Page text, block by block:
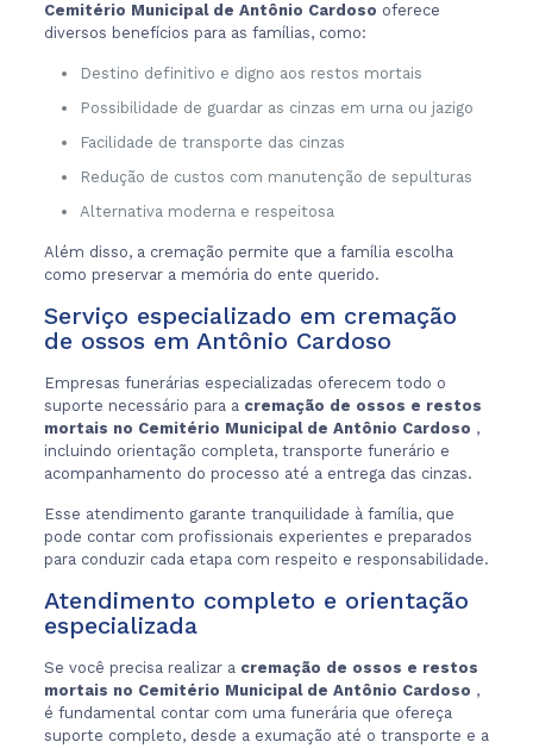
Cemitério Municipal de Antônio Cardoso oferece
diversos benefícios para as famílias, como:
Destino definitivo e digno aos restos mortais
Possibilidade de guardar as cinzas em urna ou jazigo
Facilidade de transporte das cinzas
Redução de custos com manutenção de sepulturas
Alternativa moderna e respeitosa
Além disso, a cremação permite que a família escolha
como preservar a memória do ente querido.
Serviço especializado em cremação
de ossos em Antônio Cardoso
Empresas funerárias especializadas oferecem todo o
suporte necessário para a cremação de ossos e restos
mortais no Cemitério Municipal de Antônio Cardoso ,
incluindo orientação completa, transporte funerário e
acompanhamento do processo até a entrega das cinzas.
Esse atendimento garante tranquilidade à família, que
pode contar com profissionais experientes e preparados
para conduzir cada etapa com respeito e responsabilidade.
Atendimento completo e orientação
especializada
Se você precisa realizar a cremação de ossos e restos
mortais no Cemitério Municipal de Antônio Cardoso ,
é fundamental contar com uma funerária que ofereça
suporte completo, desde a exumação até o transporte e a